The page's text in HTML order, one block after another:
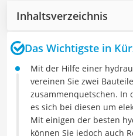
Inhaltsverzeichnis
Das Wichtigste in
Mit der Hilfe einer
vereinen Sie zwei
zusammenquetschen. In
es sich bei diesen um
Mit einigen der besten
können Sie jedoch auch